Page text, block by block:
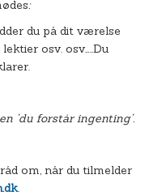
:
du på dit værelse
osv. osv…..Du
’du forstår ingenting’.
om, når du tilmelder
.